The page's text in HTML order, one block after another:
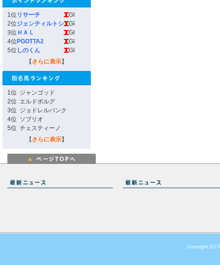
1位 リサーチ
GI
2位ジェンティルトシ
GI
3位 ＨＡＬ
GI
4位 PGOTTA2
GI
5位 しのくん
GI
【 さらに表示】
1位 ジャンゴッド
2位 エルドボルグ
3位 ジョドレルバンク
4位 ソブリオ
5位 チェスティーノ
【 さらに表示】
Copyright (C)